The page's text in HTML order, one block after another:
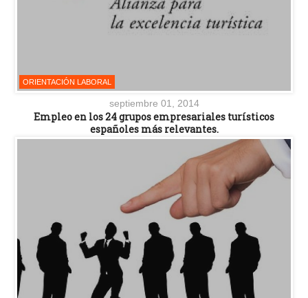
ORIENTACIÓN LABORAL
septiembre 01, 2014
Empleo en los 24 grupos empresariales turísticos
españoles más relevantes.